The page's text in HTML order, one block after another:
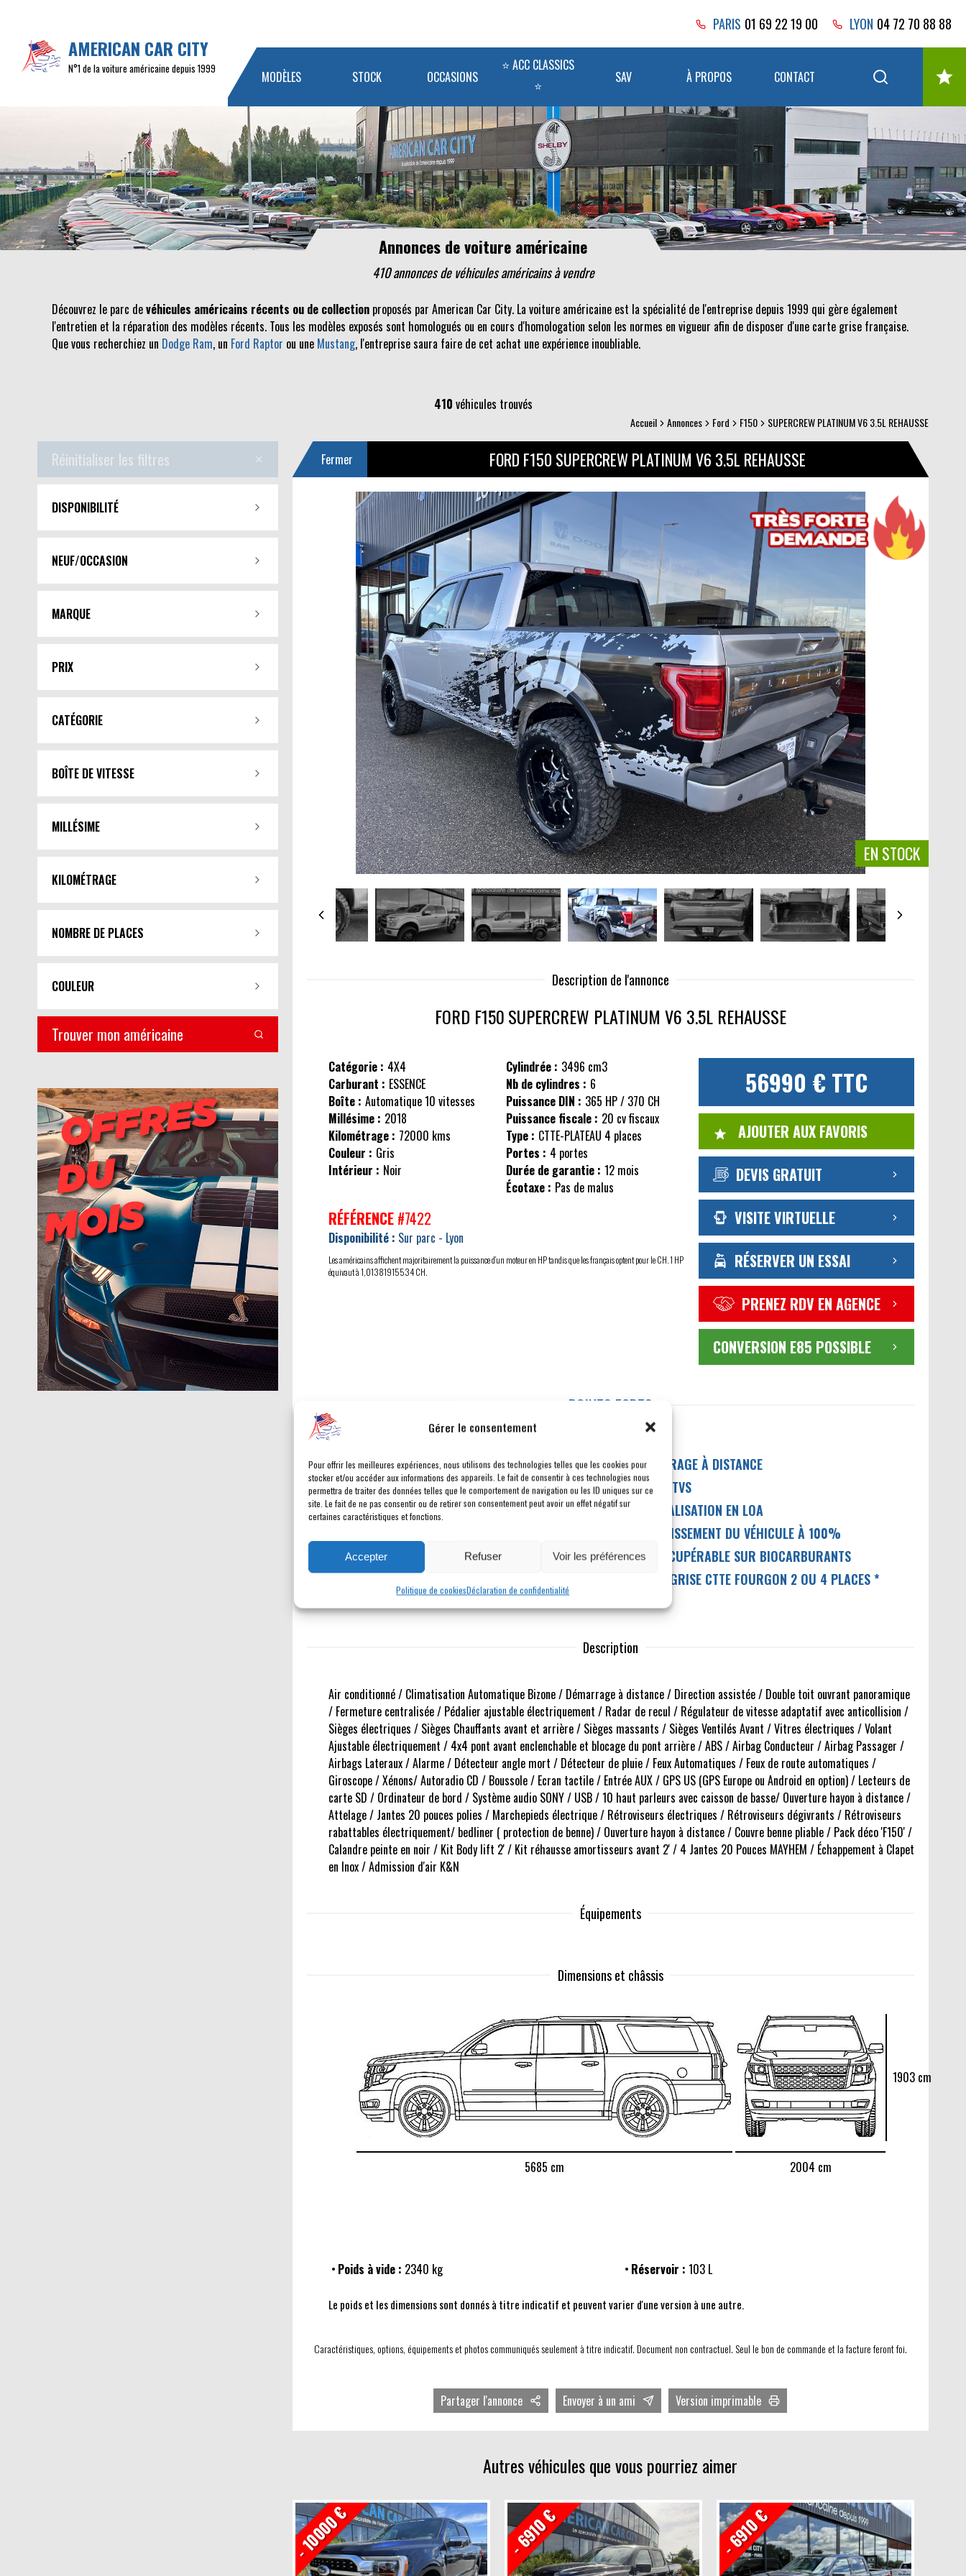
Gérer le consentement
Pour offrir les meilleures expériences, nous utilisons des technologies telles que les cookies pour
stocker et/ou accéder aux informations des appareils. Le fait de consentir à ces technologies nous
permettra de traiter des données telles que le comportement de navigation ou les ID uniques sur ce
site. Le fait de ne pas consentir ou de retirer son consentement peut avoir un effet négatif sur
certaines caractéristiques et fonctions.
Accepter Refuser Voir les préférences
Politique de cookiesDéclaration de confidentialité
AMERICAN CAR CITY
N°1 de la voiture américaine depuis 1999
PARIS 01 69 22 19 00 LYON 04 72 70 88 88
MODÈLES STOCK OCCASIONS
⭐ ACC CLASSICS
⭐
SAV À PROPOS CONTACT
Annonces de voiture américaine
410 annonces de véhiculesaméricainsà vendre
Découvrez le parc devéhicules américains récents ou de collection proposés par American Car City. La voiture américaine est la spécialité de l'entreprise depuis 1999 qui gère également
l'entretien et la réparation des modèles récents. Tous les modèles exposés sont homologués ou en cours d'homologation selon les normes en vigueur afin de disposer d'une carte grise française.
Que vous recherchiez un Dodge Ram, un Ford Raptor ou une Mustang, l'entreprise saura faire de cet achat une expérience inoubliable.
410 véhicules trouvés
Réinitialiser les filtres
DISPONIBILITÉ
NEUF/OCCASION
MARQUE
PRIX
CATÉGORIE
BOÎTE DE VITESSE
MILLÉSIME
KILOMÉTRAGE
NOMBRE DE PLACES
COULEUR
Trouver mon américaine
Accueil Annonces Ford F150 SUPERCREW PLATINUM V6 3.5L REHAUSSE
Fermer FORD F150 SUPERCREW PLATINUM V6 3.5L REHAUSSE
EN STOCK
Description de l'annonce
FORD F150SUPERCREW PLATINUM V6 3.5L REHAUSSE
Catégorie : 4X4
Carburant : ESSENCE
Boîte : Automatique 10 vitesses
Millésime : 2018
Kilométrage : 72000 kms
Couleur : Gris
Intérieur : Noir
Cylindrée : 3496 cm3
Nb de cylindres : 6
Puissance DIN : 365 HP / 370 CH
Puissance fiscale : 20 cv fiscaux
Type : CTTE-PLATEAU 4 places
Portes : 4 portes
Durée de garantie : 12 mois
Écotaxe : Pas de malus
RÉFÉRENCE#7422
Disponibilité : Sur parc - Lyon
Les américains affichent majoritairement la puissance d'un moteur en HP tandis que les français optent pour le CH. 1 HP
équivaut à 1,01381915534 CH.
56990 € TTC
AJOUTER AUX FAVORIS
DEVIS GRATUIT
VISITE VIRTUELLE
RÉSERVER UN ESSAI
PRENEZ RDV EN AGENCE
CONVERSION E85 POSSIBLE
POINTS FORTS
ORIGINE FRANCE
VENDU NEUF PAR AMERICAN CAR CITY
PRÉPARATION AMERICAN CAR CITY
AVANT 2'' + JANTES 20'' MAYHEM + KIT DÉCO 'F150' +
ADMISSION K&N + ECHAPPEMENT À CLAPETS
DÉMARRAGE À DISTANCE
PAS DE TVS
DÉFISCALISATION EN LOA
AMORTISSEMENT DU VÉHICULE À 100%
TVA RÉCUPÉRABLE SUR BIOCARBURANTS
CARTE GRISE CTTE FOURGON 2 OU 4 PLACES *
Description
Air conditionné / Climatisation Automatique Bizone / Démarrage à distance / Direction assistée / Double toit ouvrant panoramique
/ Fermeture centralisée / Pédalier ajustable électriquement / Radar de recul / Régulateur de vitesse adaptatif avec anticollision /
Sièges électriques / Sièges Chauffants avant et arrière / Sièges massants / Sièges Ventilés Avant / Vitres électriques / Volant
Ajustable électriquement / 4x4 pont avant enclenchable et blocage du pont arrière / ABS / Airbag Conducteur / Airbag Passager /
Airbags Lateraux / Alarme / Détecteur angle mort / Détecteur de pluie / Feux Automatiques / Feux de route automatiques /
Giroscope / Xénons/ Autoradio CD / Boussole / Ecran tactile / Entrée AUX / GPS US (GPS Europe ou Android en option) / Lecteurs de
carte SD / Ordinateur de bord / Système audio SONY / USB / 10 haut parleurs avec caisson de basse/ Ouverture hayon à distance /
Attelage / Jantes 20 pouces polies / Marchepieds électrique / Rétroviseurs électriques / Rétroviseurs dégivrants / Rétroviseurs
rabattables électriquement/ bedliner ( protection de benne) / Ouverture hayon à distance / Couvre benne pliable / Pack déco 'F150' /
Calandre peinte en noir / Kit Body lift 2' / Kit réhausse amortisseurs avant 2' / 4 Jantes 20 Pouces MAYHEM / Échappement à Clapet
en Inox / Admission d'air K&N
Équipements
Dimensions et châssis
5685 cm 2004 cm
1903 cm
Poids à vide : 2340 kg Réservoir : 103 L
Le poids et les dimensions sont donnés à titre indicatif et peuvent varier d'une version à une autre.
Caractéristiques, options, équipements et photos communiqués seulement à titre indicatif. Document non contractuel. Seul le bon de commande et la facture feront foi.
Partager l'annonce
Envoyer à un ami
Version imprimable
Autres véhicules que vous pourriez aimer
- 10000 € - 6910 € - 6910 €